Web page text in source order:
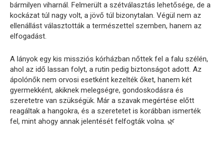
bármilyen viharnál. Felmerült a szétválasztás lehetősége, de a
kockázat túl nagy volt, a jövő túl bizonytalan. Végül nem az
ellenállást választották a természettel szemben, hanem az
elfogadást.
A lányok egy kis missziós kórházban nőttek fel a falu szélén,
ahol az idő lassan folyt, a rutin pedig biztonságot adott. Az
ápolónők nem orvosi esetként kezelték őket, hanem két
gyermekként, akiknek melegségre, gondoskodásra és
szeretetre van szükségük. Már a szavak megértése előtt
reagáltak a hangokra, és a szeretetet is korábban ismerték
fel, mint ahogy annak jelentését felfogták volna. 🌿